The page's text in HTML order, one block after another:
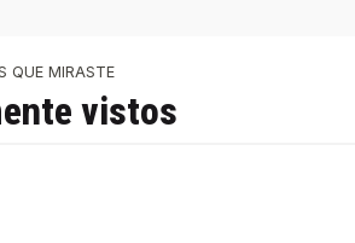
QUE MIRASTE
vistos